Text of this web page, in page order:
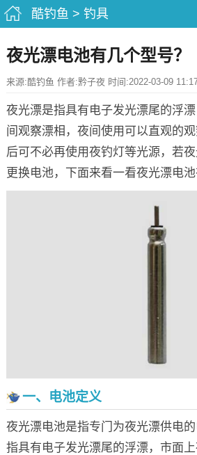
酷钓鱼 > 钓具
夜光漂电池有几个型号？
来源:酷钓鱼 作者:黔子夜 时间:2022-03-09
夜光漂是指具有电子发光漂尾的浮
间观察漂相，夜间使用可以直观的
后可不必再使用夜钓灯等光源，若
更换电池，下面来看一看夜光漂电池
一、电池定义
夜光漂电池是指专门为夜光漂供电
指具有电子发光漂尾的浮漂，市面